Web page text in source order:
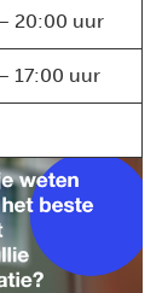
20:00 uur
17:00 uur